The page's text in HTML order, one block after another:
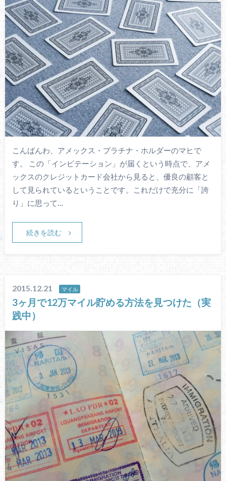
こんばんわ、アメックス・プラチナ・ホルダーのマヒで
す。 この「インビテーション」が届くという時点で、アメ
ックスのクレジットカード会社から見ると、優良の顧客と
して見られているということです。これだけで充分に「誇
り」に思って…
続きを読む
2015.12.21 マイル
3ヶ月で12万マイル貯める方法を見つけた（実
践中）